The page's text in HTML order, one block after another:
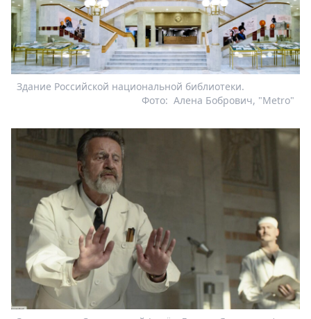
Здание Российской национальной библиотеки.
Алена Бобрович, "Metro"
Фото: